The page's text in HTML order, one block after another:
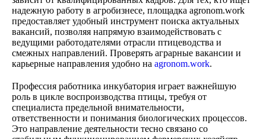
надежную работу в агробизнесе, площадка agronom.work
предоставляет удобный инструмент поиска актуальных
вакансий, позволяя напрямую взаимодействовать с
ведущими работодателями отрасли птицеводства и
смежных направлений. Проверять аграрные вакансии и
карьерные направления удобно на agronom.work.
Профессия работника инкубатория играет важнейшую
роль в цикле воспроизводства птицы, требуя от
специалиста предельной внимательности,
ответственности и понимания биологических процессов.
Это направление деятельности тесно связано со